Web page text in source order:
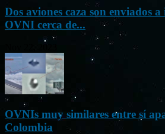
Dos aviones caza son enviados
OVNI cerca de...
OVNIs muy similares entre sí
Colombia